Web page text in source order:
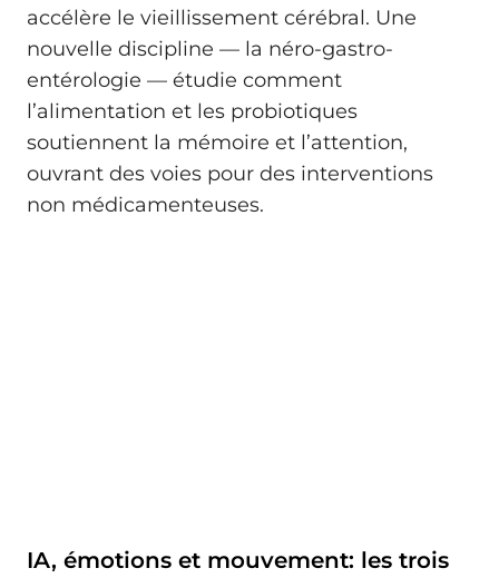
accélère le vieillissement cérébral. Une
nouvelle discipline — la néro-gastro-
entérologie — étudie comment
l’alimentation et les probiotiques
soutiennent la mémoire et l’attention,
ouvrant des voies pour des interventions
non médicamenteuses.
IA, émotions et mouvement: les trois